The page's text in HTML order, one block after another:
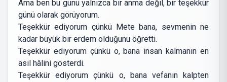
Ama ben bu günü yalnızca bir anma değil, bir teşekkür
günü olarak görüyorum.
Teşekkür ediyorum çünkü Mete bana, sevmenin ne
kadar büyük bir erdem olduğunu öğretti.
Teşekkür ediyorum çünkü o, bana insan kalmanın en
asil hâlini gösterdi.
Teşekkür ediyorum çünkü o, bana vefanın kalpten